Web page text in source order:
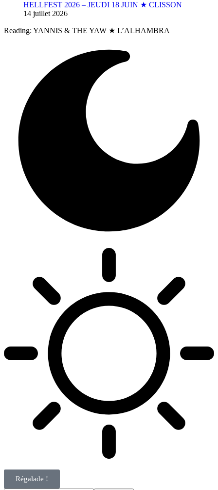
HELLFEST 2026 – JEUDI 18 JUIN ★ CLISSON
14 juillet 2026
Reading: YANNIS & THE YAW ★ L’ALHAMBRA
Régalade !